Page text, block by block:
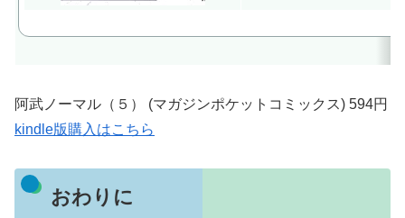
阿武ノーマル（５） (マガジンポケットコミックス) 594円
kindle版購入はこちら
おわりに